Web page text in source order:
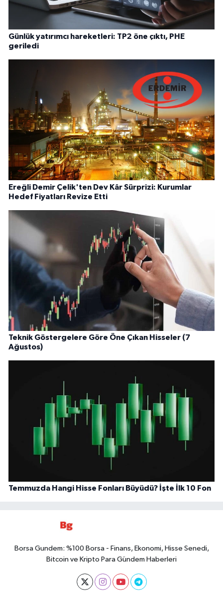
Günlük yatırımcı hareketleri: TP2 öne çıktı, PHE
geriledi
Ereğli Demir Çelik'ten Dev Kâr Sürprizi: Kurumlar
Hedef Fiyatları Revize Etti
Teknik Göstergelere Göre Öne Çıkan Hisseler (7
Ağustos)
Temmuzda Hangi Hisse Fonları Büyüdü? İşte İlk 10 Fon
Borsa Gundem: %100 Borsa - Finans, Ekonomi, Hisse Senedi,
Bitcoin ve Kripto Para Gündem Haberleri